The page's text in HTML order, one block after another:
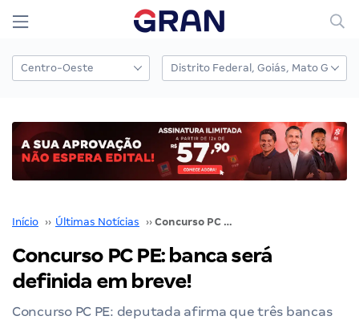
Início ›› Últimas Notícias ›› Concurso PC PE: banca será definida em breve!
Concurso PC PE: banca será
definida em breve!
Concurso PC PE: deputada afirma que três bancas